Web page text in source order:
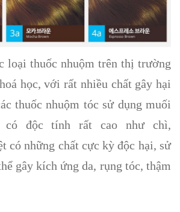
thuốc nhuộm trên thị trường
học, với rất nhiều chất gây hại
thuốc nhuộm tóc sử dụng muối
có độc tính rất cao như chì,
có những chất cực kỳ độc hại, sử
gây kích ứng da, rụng tóc, thậm